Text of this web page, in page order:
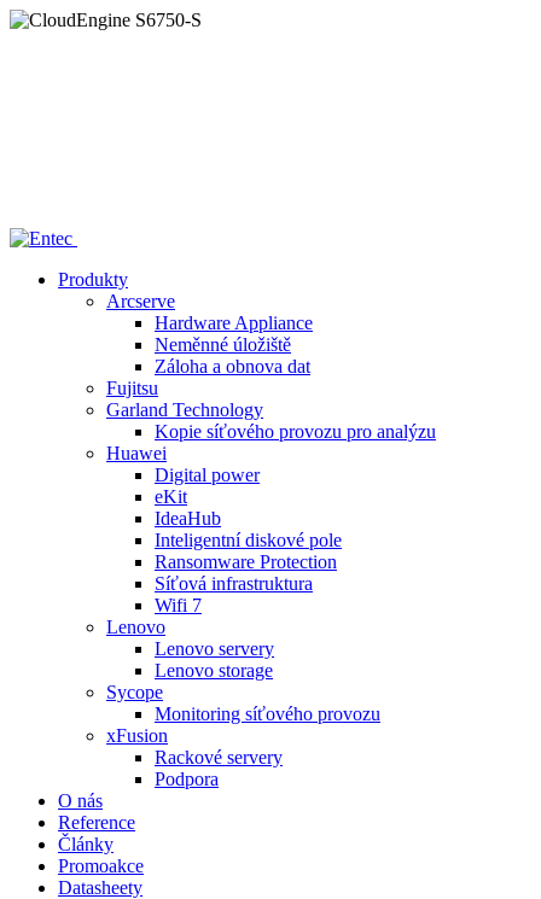
Produkty
Arcserve
Hardware Appliance
Neměnné úložiště
Záloha a obnova dat
Fujitsu
Garland Technology
Kopie síťového provozu pro analýzu
Huawei
Digital power
eKit
IdeaHub
Inteligentní diskové pole
Ransomware Protection
Síťová infrastruktura
Wifi 7
Lenovo
Lenovo servery
Lenovo storage
Sycope
Monitoring síťového provozu
xFusion
Rackové servery
Podpora
O nás
Reference
Články
Promoakce
Datasheety